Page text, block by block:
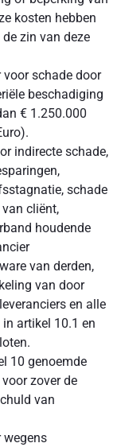
kosten hebben
zin van deze
schade door
beschadiging
€ 1.250.000
indirecte schade,
schade
cliënt,
houdende
van derden,
van door
en alle
artikel 10.1 en
10 genoemde
zover de
van
wegens